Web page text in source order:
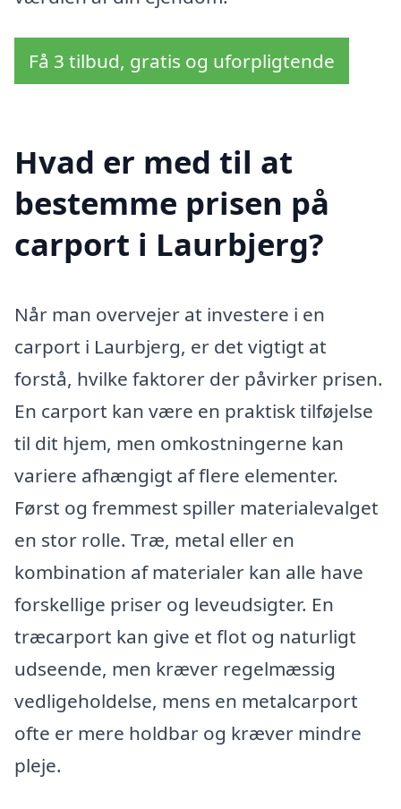
Få 3 tilbud, gratis og uforpligtende
Hvad er med til at
bestemme prisen på
carport i Laurbjerg?
Når man overvejer at investere i en
carport i Laurbjerg, er det vigtigt at
forstå, hvilke faktorer der påvirker prisen.
En carport kan være en praktisk tilføjelse
til dit hjem, men omkostningerne kan
variere afhængigt af flere elementer.
Først og fremmest spiller materialevalget
en stor rolle. Træ, metal eller en
kombination af materialer kan alle have
forskellige priser og leveudsigter. En
træcarport kan give et flot og naturligt
udseende, men kræver regelmæssig
vedligeholdelse, mens en metalcarport
ofte er mere holdbar og kræver mindre
pleje.